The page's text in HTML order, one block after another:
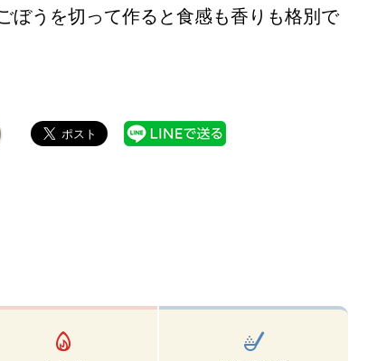
ぼうを切って作ると食感も香りも格別で